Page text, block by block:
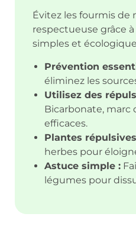
Évitez les fourmis de
respectueuse grâce
simples et
Prévention
éliminez les
Utilisez des
Bicarbonate, marc
efficaces.
Plantes
herbes pour
Astuce simple :
légumes pour